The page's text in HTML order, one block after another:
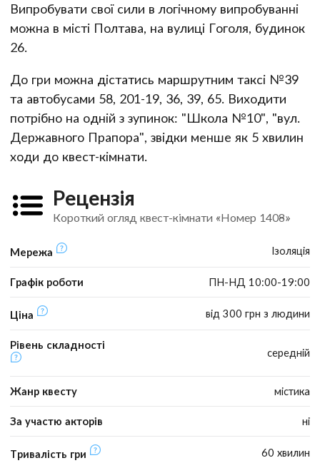
Випробувати свої сили в логічному випробуванні
можна в місті Полтава, на вулиці Гоголя, будинок
26.
До гри можна дістатись маршрутним таксі №39
та автобусами 58, 201-19, 36, 39, 65. Виходити
потрібно на одній з зупинок: "Школа №10", "вул.
Державного Прапора", звідки менше як 5 хвилин
ходи до квест-кімнати.
Рецензія
Короткий огляд квест-кімнати «Номер 1408»
Мережа Ізоляція
Графік роботи ПН-НД 10:00-19:00
Ціна від 300 грн з людини
Рівень складності
середній
Жанр квесту містика
За участю акторів ні
Тривалість гри 60 хвилин